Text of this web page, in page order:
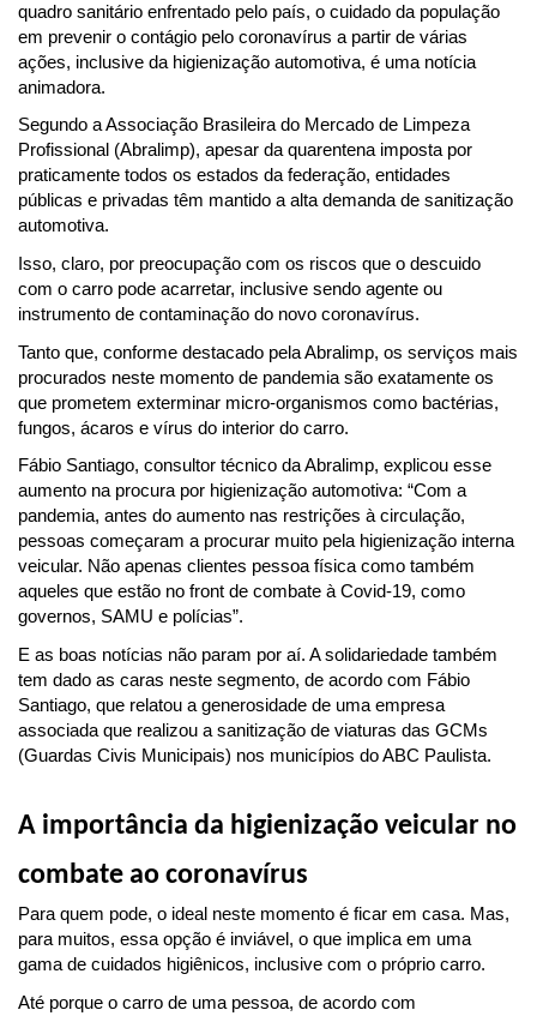
quadro sanitário enfrentado pelo país, o cuidado da população
em prevenir o contágio pelo coronavírus a partir de várias
ações, inclusive da higienização automotiva, é uma notícia
animadora.
Segundo a Associação Brasileira do Mercado de Limpeza
Profissional (Abralimp), apesar da quarentena imposta por
praticamente todos os estados da federação, entidades
públicas e privadas têm mantido a alta demanda de sanitização
automotiva.
Isso, claro, por preocupação com os riscos que o descuido
com o carro pode acarretar, inclusive sendo agente ou
instrumento de contaminação do novo coronavírus.
Tanto que, conforme destacado pela Abralimp, os serviços mais
procurados neste momento de pandemia são exatamente os
que prometem exterminar micro-organismos como bactérias,
fungos, ácaros e vírus do interior do carro.
Fábio Santiago, consultor técnico da Abralimp, explicou esse
aumento na procura por higienização automotiva: “Com a
pandemia, antes do aumento nas restrições à circulação,
pessoas começaram a procurar muito pela higienização interna
veicular. Não apenas clientes pessoa física como também
aqueles que estão no front de combate à Covid-19, como
governos, SAMU e polícias”.
E as boas notícias não param por aí. A solidariedade também
tem dado as caras neste segmento, de acordo com Fábio
Santiago, que relatou a generosidade de uma empresa
associada que realizou a sanitização de viaturas das GCMs
(Guardas Civis Municipais) nos municípios do ABC Paulista.
A importância da higienização veicular no
combate ao coronavírus
Para quem pode, o ideal neste momento é ficar em casa. Mas,
para muitos, essa opção é inviável, o que implica em uma
gama de cuidados higiênicos, inclusive com o próprio carro.
Até porque o carro de uma pessoa, de acordo com